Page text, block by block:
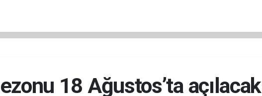
18 Ağustos’ta açılacak